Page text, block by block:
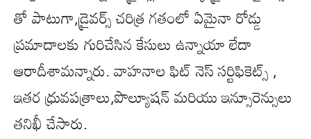
తో పాటుగా,డ్రైవర్స్ చరిత్ర గతంలో ఏమైనా రోడ్డు
ప్రమాదాలకు గురిచేసిన కేసులు ఉన్నాయా లేదా
ఆరాదీశామన్నారు. వాహనాల ఫిట్ నెస్ సర్టిఫికెట్స్ ,
ఇతర ధ్రువపత్రాలు,పొల్యూషన్ మరియు ఇన్సూరెన్సులు
తనిఖీ చేసారు.